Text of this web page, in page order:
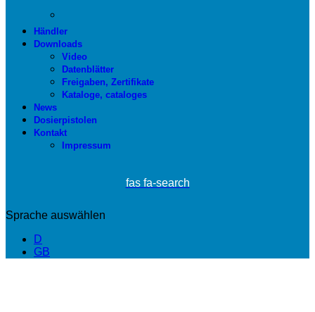
Händler
Downloads
Video
Datenblätter
Freigaben, Zertifikate
Kataloge, cataloges
News
Dosierpistolen
Kontakt
Impressum
fas fa-search
Sprache auswählen
D
GB